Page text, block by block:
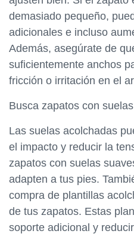
demasiado pequeño,
adicionales e incluso
Además, asegúrate de
suficientemente anchos
fricción o irritación en el
Busca zapatos con
Las suelas acolchadas
el impacto y reducir la
zapatos con suelas
adapten a tus pies.
compra de plantillas
de tus zapatos. Estas
soporte adicional y